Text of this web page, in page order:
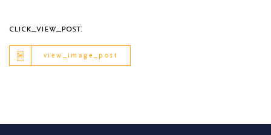
click_view_post:
view_image_post